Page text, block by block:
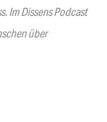
Im Dissens Podcast
über